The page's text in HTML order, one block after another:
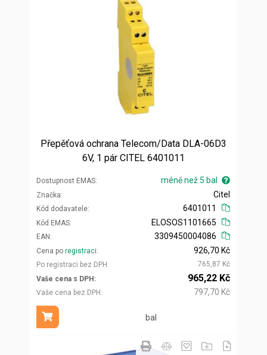
Přepěťová ochrana Telecom/Data DLA-06D3
6V, 1 pár CITEL 6401011
Dostupnost EMAS méně než 5 bal
Značka
Kód dodavatele
Citel
6401011
Kód EMAS
EAN
ELOSOS1101665
3309450004086
Cena po registraci
Po registraci bez DPH
926,70 Kč
765,87 Kč
Vaše cena s DPH
Vaše cena bez DPH
965,22 Kč
797,70 Kč
bal
Přidat do košíku